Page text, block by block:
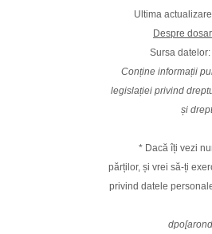
Ultima
Despre
Sursa datelor:
Conține informații
legislației privind
și
* Dacă îți vezi
părților, și vrei să-ți
privind datele